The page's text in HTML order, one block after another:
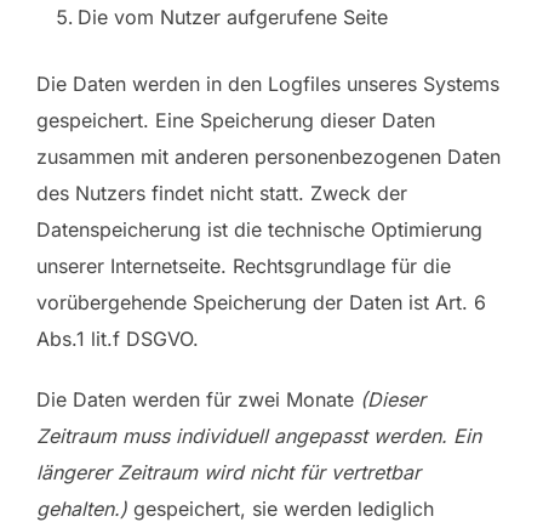
Die vom Nutzer aufgerufene Seite
Die Daten werden in den Logfiles unseres Systems
gespeichert. Eine Speicherung dieser Daten
zusammen mit anderen personenbezogenen Daten
des Nutzers findet nicht statt. Zweck der
Datenspeicherung ist die technische Optimierung
unserer Internetseite. Rechtsgrundlage für die
vorübergehende Speicherung der Daten ist Art. 6
Abs.1 lit.f DSGVO.
Die Daten werden für zwei Monate (Dieser
Zeitraum muss individuell angepasst werden. Ein
längerer Zeitraum wird nicht für vertretbar
gehalten.) gespeichert, sie werden lediglich